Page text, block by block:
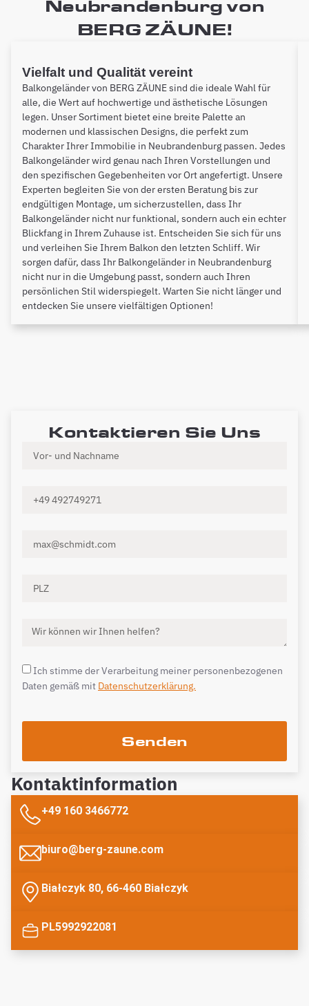
Neubrandenburg von
BERG ZÄUNE!
Vielfalt und Qualität vereint
Balkongeländer von BERG ZÄUNE sind die ideale Wahl für
alle, die Wert auf hochwertige und ästhetische Lösungen
legen. Unser Sortiment bietet eine breite Palette an
modernen und klassischen Designs, die perfekt zum
Charakter Ihrer Immobilie in Neubrandenburg passen. Jedes
Balkongeländer wird genau nach Ihren Vorstellungen und
den spezifischen Gegebenheiten vor Ort angefertigt. Unsere
Experten begleiten Sie von der ersten Beratung bis zur
endgültigen Montage, um sicherzustellen, dass Ihr
Balkongeländer nicht nur funktional, sondern auch ein echter
Blickfang in Ihrem Zuhause ist. Entscheiden Sie sich für uns
und verleihen Sie Ihrem Balkon den letzten Schliff. Wir
sorgen dafür, dass Ihr Balkongeländer in Neubrandenburg
nicht nur in die Umgebung passt, sondern auch Ihren
persönlichen Stil widerspiegelt. Warten Sie nicht länger und
entdecken Sie unsere vielfältigen Optionen!
Kontaktieren Sie Uns
Ich stimme der Verarbeitung meiner personenbezogenen
Daten gemäß mit Datenschutzerklärung.
Senden
Kontaktinformation
+49 160 3466772
biuro@berg-zaune.com
Białczyk 80, 66-460 Białczyk
PL5992922081